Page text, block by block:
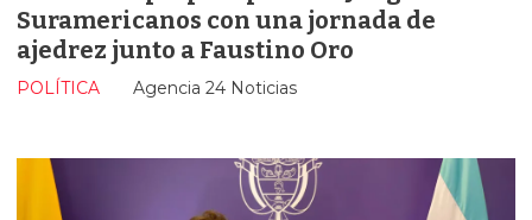
Suramericanos con una jornada de
ajedrez junto a Faustino Oro
Agencia 24 Noticias
POLÍTICA